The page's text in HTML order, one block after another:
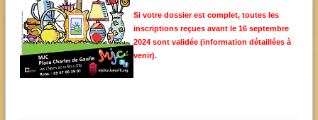
Si votre dossier est complet, toutes les
inscriptions reçues avant le 16 septembre
2024 sont validée (information détaillées à
venir).